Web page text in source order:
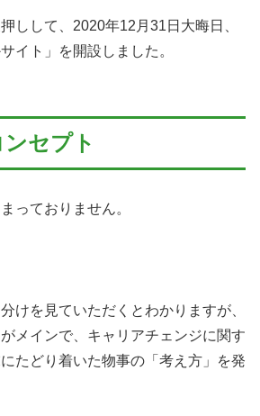
しして、2020年12月31日大晦日、
イト」を開設しました。
セプト
っておりません。
けを見ていただくとわかりますが、
メインで、キャリアチェンジに関す
たどり着いた物事の「考え方」を発